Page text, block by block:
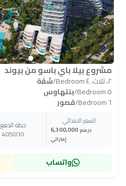
مشروع بيلا باي باسو من بيوند
٢، ثلاث، ٤ Bedroom /شقة
٥ Bedroom
/بنتهاوس
٦ Bedroom
/قصور
السعر الابتدائي
6,300,000 درهم
إماراتي
خطة الدفع
10
50
40
واتساب